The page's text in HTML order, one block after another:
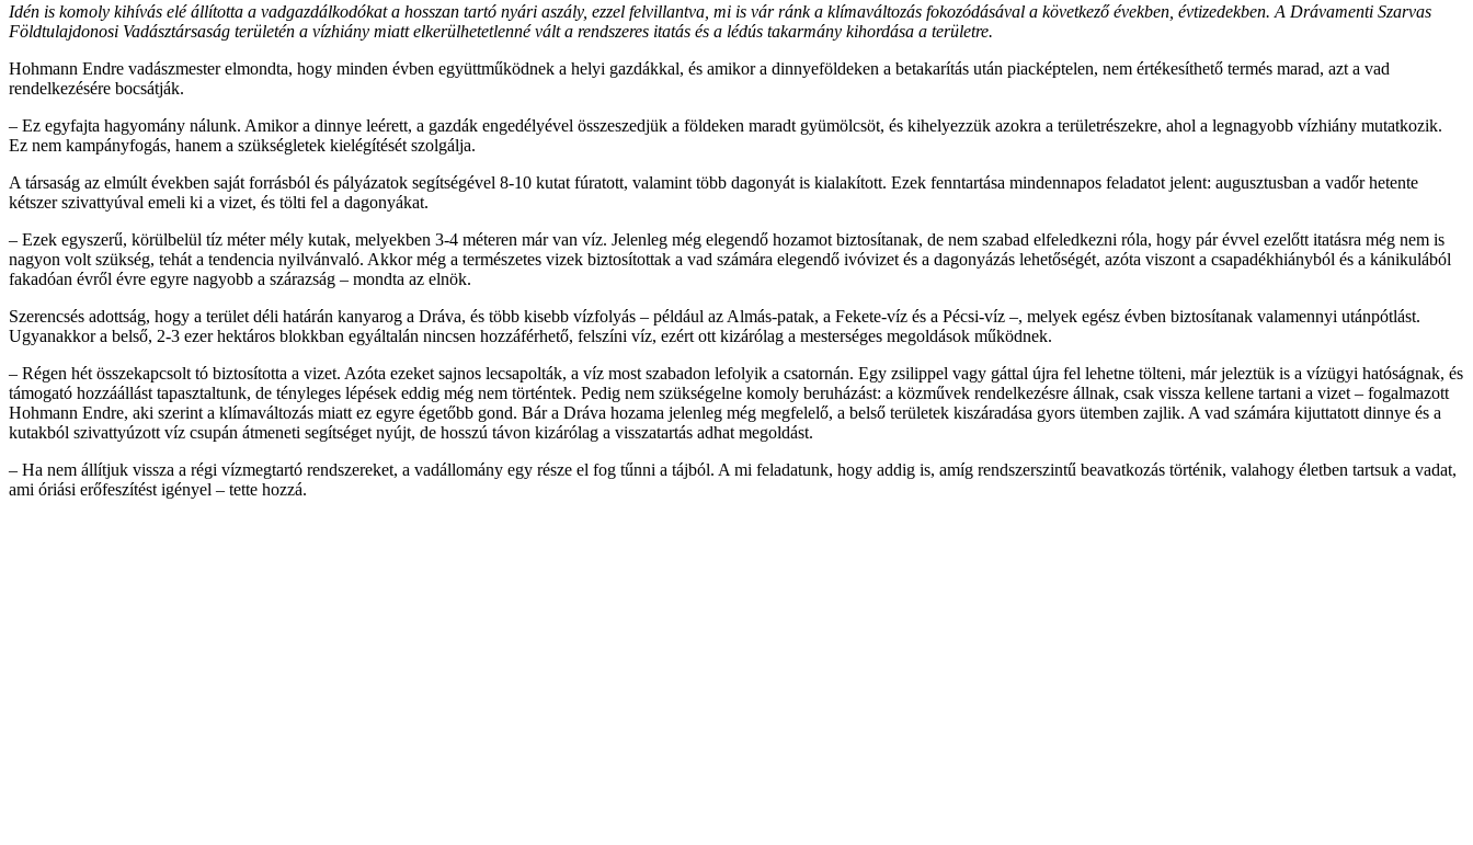
Idén is komoly kihívás elé állította a vadgazdálkodókat a hosszan tartó nyári aszály, ezzel felvillantva, mi is vár ránk a klímaváltozás fokozódásával a következő években, évtizedekben. A Drávamenti Szarvas
Földtulajdonosi Vadásztársaság területén a vízhiány miatt elkerülhetetlenné vált a rendszeres itatás és a lédús takarmány kihordása a területre.
Hohmann Endre vadászmester elmondta, hogy minden évben együttműködnek a helyi gazdákkal, és amikor a dinnyeföldeken a betakarítás után piacképtelen, nem értékesíthető termés marad, azt a vad
rendelkezésére bocsátják.
– Ez egyfajta hagyomány nálunk. Amikor a dinnye leérett, a gazdák engedélyével összeszedjük a földeken maradt gyümölcsöt, és kihelyezzük azokra a területrészekre, ahol a legnagyobb vízhiány mutatkozik.
Ez nem kampányfogás, hanem a szükségletek kielégítését szolgálja.
A társaság az elmúlt években saját forrásból és pályázatok segítségével 8-10 kutat fúratott, valamint több dagonyát is kialakított. Ezek fenntartása mindennapos feladatot jelent: augusztusban a vadőr hetente
kétszer szivattyúval emeli ki a vizet, és tölti fel a dagonyákat.
– Ezek egyszerű, körülbelül tíz méter mély kutak, melyekben 3-4 méteren már van víz. Jelenleg még elegendő hozamot biztosítanak, de nem szabad elfeledkezni róla, hogy pár évvel ezelőtt itatásra még nem is
nagyon volt szükség, tehát a tendencia nyilvánvaló. Akkor még a természetes vizek biztosítottak a vad számára elegendő ivóvizet és a dagonyázás lehetőségét, azóta viszont a csapadékhiányból és a kánikulából
fakadóan évről évre egyre nagyobb a szárazság – mondta az elnök.
Szerencsés adottság, hogy a terület déli határán kanyarog a Dráva, és több kisebb vízfolyás – például az Almás-patak, a Fekete-víz és a Pécsi-víz –, melyek egész évben biztosítanak valamennyi utánpótlást.
Ugyanakkor a belső, 2-3 ezer hektáros blokkban egyáltalán nincsen hozzáférhető, felszíni víz, ezért ott kizárólag a mesterséges megoldások működnek.
– Régen hét összekapcsolt tó biztosította a vizet. Azóta ezeket sajnos lecsapolták, a víz most szabadon lefolyik a csatornán. Egy zsilippel vagy gáttal újra fel lehetne tölteni, már jeleztük is a vízügyi hatóságnak, és
támogató hozzáállást tapasztaltunk, de tényleges lépések eddig még nem történtek. Pedig nem szükségelne komoly beruházást: a közművek rendelkezésre állnak, csak vissza kellene tartani a vizet – fogalmazott
Hohmann Endre, aki szerint a klímaváltozás miatt ez egyre égetőbb gond. Bár a Dráva hozama jelenleg még megfelelő, a belső területek kiszáradása gyors ütemben zajlik. A vad számára kijuttatott dinnye és a
kutakból szivattyúzott víz csupán átmeneti segítséget nyújt, de hosszú távon kizárólag a visszatartás adhat megoldást.
– Ha nem állítjuk vissza a régi vízmegtartó rendszereket, a vadállomány egy része el fog tűnni a tájból. A mi feladatunk, hogy addig is, amíg rendszerszintű beavatkozás történik, valahogy életben tartsuk a vadat,
ami óriási erőfeszítést igényel – tette hozzá.